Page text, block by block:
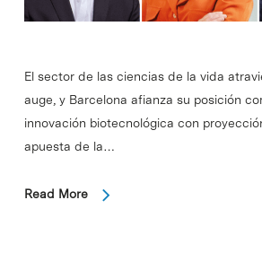
El sector de las ciencias de la vida
auge, y Barcelona afianza su posición
innovación biotecnológica con
apuesta de la…
Read More